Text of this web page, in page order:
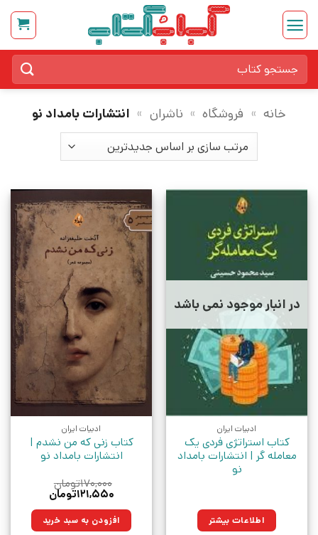
Skip
content
برای:
خانه » فروشگاه » ناشران » انتشارات بامداد نو
در انبار موجود نمی باشد
ادبیات ایران
کتاب استراتژی فردی یک
معامله گر | انتشارات بامداد
نو
اطلاعات بیشتر
ادبیات ایران
کتاب زنی که من نشدم |
انتشارات بامداد نو
۱۷۰,۰۰۰تومان
قیمت
۱۷۰,۰۰۰تومان
بود.
۱۲۱,۵۵۰تومان
۱۲۱,۵۵۰تومان.افزودن به سبد خرید